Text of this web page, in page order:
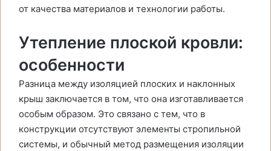
от качества материалов и технологии работы.
Утепление плоской кровли:
особенности
Разница между изоляцией плоских и наклонных
крыш заключается в том, что она изготавливается
особым образом. Это связано с тем, что в
конструкции отсутствуют элементы стропильной
системы, и обычный метод размещения изоляции